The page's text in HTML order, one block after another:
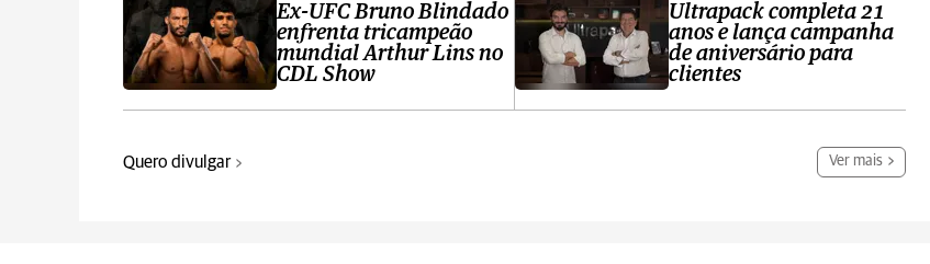
Ex-UFC Bruno Blindado
enfrenta tricampeão
mundial Arthur Lins no
CDL Show
Ultrapack completa 21
anos e lança campanha
de aniversário para
clientes
Quero divulgar Ver mais